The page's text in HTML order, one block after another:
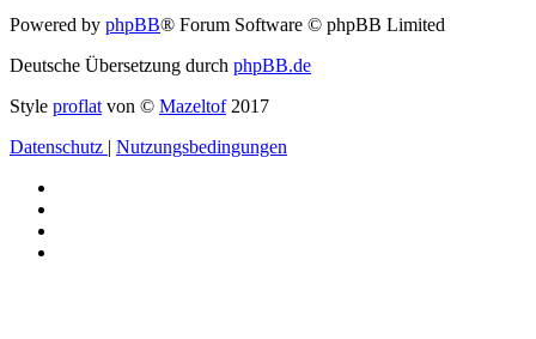
Powered by phpBB® Forum Software © phpBB Limited
Deutsche Übersetzung durch phpBB.de
Style proflat von © Mazeltof2017
Datenschutz | Nutzungsbedingungen